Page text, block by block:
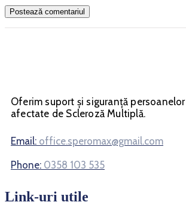
Oferim suport și siguranță persoanelor
afectate de Scleroză Multiplă.
Email: office.speromax@gmail.com
Phone: 0358 103 535
Link-uri utile